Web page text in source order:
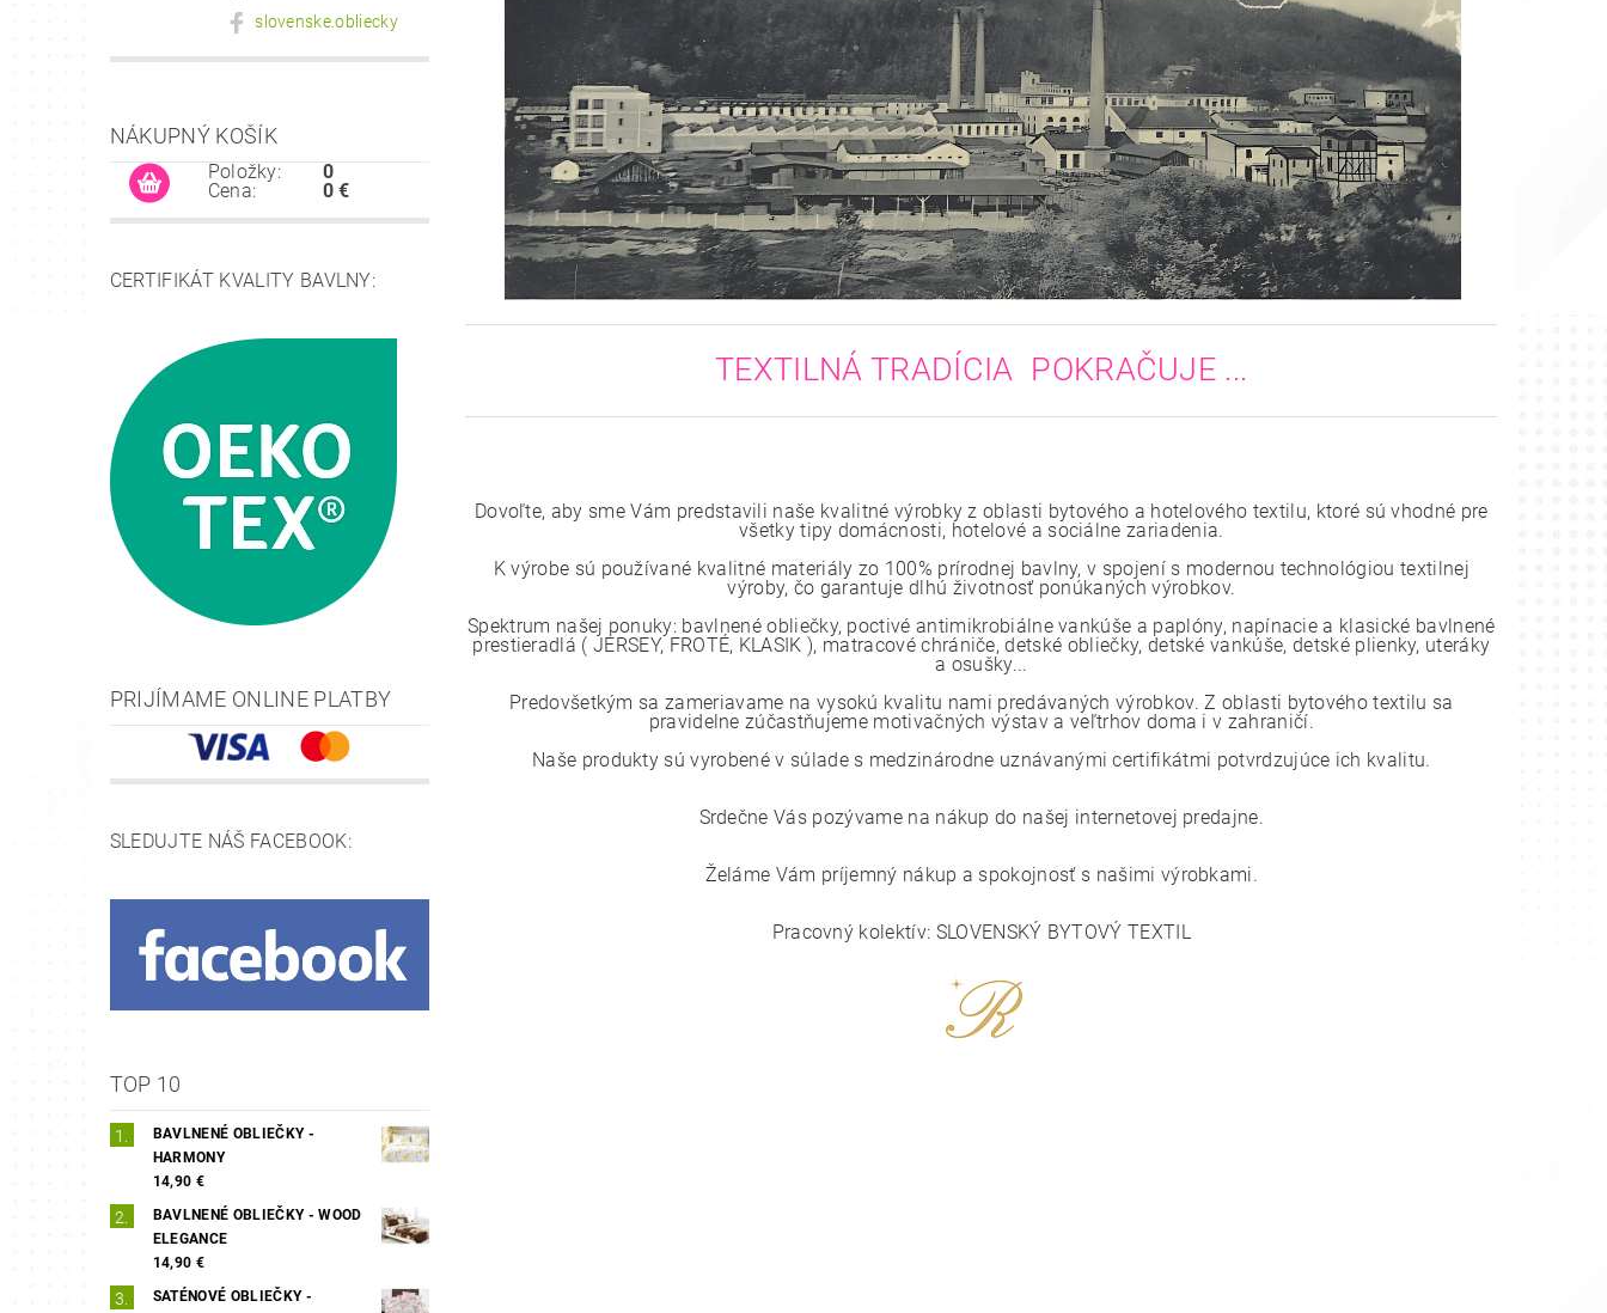
slovenske.obliecky
NÁKUPNÝ KOŠÍK
Položky:
Cena:
0
0 €
CERTIFIKÁT KVALITY BAVLNY:
PRIJÍMAME ONLINE PLATBY
SLEDUJTE NÁŠ FACEBOOK:
TOP 10
BAVLNENÉ OBLIEČKY -
HARMONY
14,90 €
BAVLNENÉ OBLIEČKY - WOOD
ELEGANCE
14,90 €
SATÉNOVÉ OBLIEČKY -
TEXTILNÁ TRADÍCIA POKRAČUJE ...
Dovoľte, aby sme Vám predstavili naše kvalitné výrobky z oblasti bytového a hotelového textilu, ktoré sú vhodné pre
všetky tipy domácnosti, hotelové a sociálne zariadenia.
K výrobe sú používané kvalitné materiály zo 100% prírodnej bavlny, v spojení s modernou technológiou textilnej
výroby, čo garantuje dlhú životnosť ponúkaných výrobkov.
Spektrum našej ponuky: bavlnené obliečky, poctivé antimikrobiálne vankúše a paplóny, napínacie a klasické bavlnené
prestieradlá ( JERSEY, FROTÉ, KLASIK ), matracové chrániče, detské obliečky, detské vankúše, detské plienky, uteráky
a osušky...
Predovšetkým sa zameriavame na vysokú kvalitu nami predávaných výrobkov. Z oblasti bytového textilu sa
pravidelne zúčastňujeme motivačných výstav a veľtrhov doma i v zahraničí.
Naše produkty sú vyrobené v súlade s medzinárodne uznávanými certifikátmi potvrdzujúce ich kvalitu.
Srdečne Vás pozývame na nákup do našej internetovej predajne.
Želáme Vám príjemný nákup a spokojnosť s našimi výrobkami.
Pracovný kolektív: SLOVENSKÝ BYTOVÝ TEXTIL